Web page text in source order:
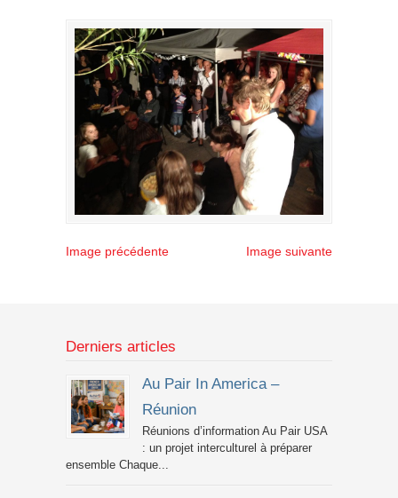
Image précédente Image suivante
Derniers articles
Au Pair In America –
Réunion
Réunions d’information Au Pair USA
: un projet interculturel à préparer
ensemble Chaque...